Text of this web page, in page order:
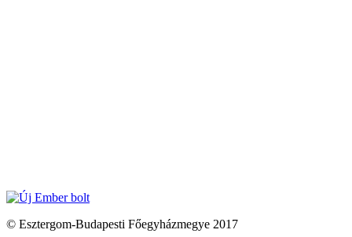
© Esztergom-Budapesti Főegyházmegye 2017